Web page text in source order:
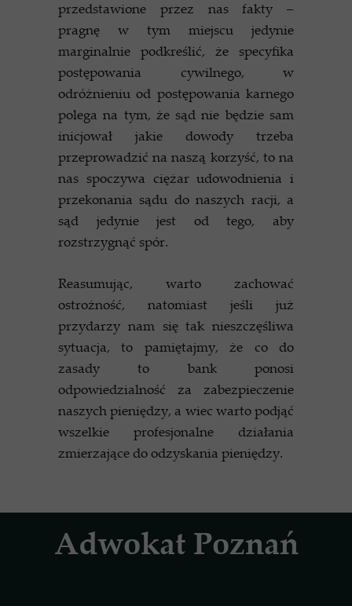
Adwokat Poznań
przedstawione przez nas fakty –
pragnę w tym miejscu jedynie
marginalnie podkreślić, że specyfika
postępowania cywilnego, w
odróżnieniu od postępowania karnego
polega na tym, że sąd nie będzie sam
inicjował jakie dowody trzeba
przeprowadzić na naszą korzyść, to na
nas spoczywa ciężar udowodnienia i
przekonania sądu do naszych racji, a
sąd jedynie jest od tego, aby
rozstrzygnąć spór.
Reasumując, warto zachować
ostrożność, natomiast jeśli już
przydarzy nam się tak nieszczęśliwa
sytuacja, to pamiętajmy, że co do
zasady to bank ponosi
odpowiedzialność za zabezpieczenie
naszych pieniędzy, a wiec warto podjąć
wszelkie profesjonalne działania
zmierzające do odzyskania pieniędzy.